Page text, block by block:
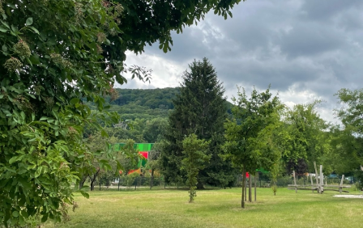
App
Blog
Partner
Kontakt
Impressum